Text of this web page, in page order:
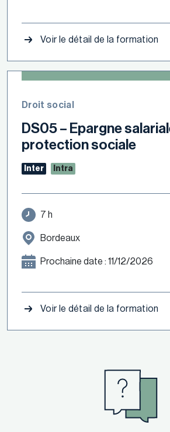
Voir le détail de la formation
Droit social
DS05 – Epargne
protection sociale
Inter Intra
7 h
Bordeaux
Prochaine date : 11/12/2026
Voir le détail de la formation